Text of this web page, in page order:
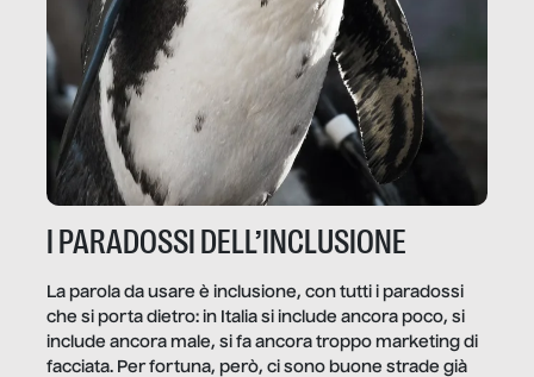
I PARADOSSI DELL’INCLUSIONE
La parola da usare è inclusione, con tutti i paradossi
che si porta dietro: in Italia si include ancora poco, si
include ancora male, si fa ancora troppo marketing di
facciata. Per fortuna, però, ci sono buone strade già